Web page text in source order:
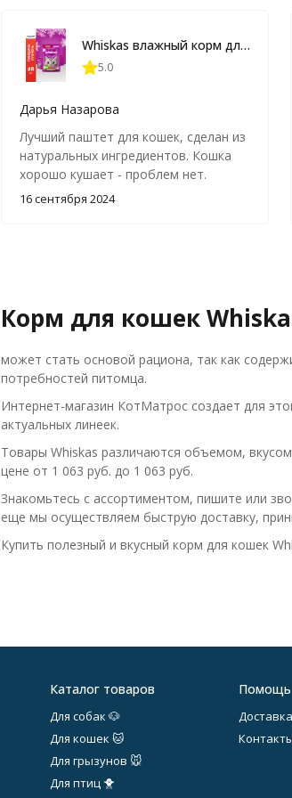
Whiskas влажный корм для взрослых кошек, паштет с говядиной и печенью, в паучах - 75 г х 28 шт
5.0
Дарья Назарова
Лучший паштет для кошек, сделан из
натуральных ингредиентов. Кошка
хорошо кушает - проблем нет.
16 сентября 2024
Корм для кошек
может стать основой рациона, так как
потребностей питомца.
Интернет-магазин КотМатрос создает для
актуальных линеек.
Товары Whiskas различаются объемом,
цене от 1 063 руб. до 1 063 руб.
Знакомьтесь с ассортиментом, пишите или
еще мы осуществляем быструю доставку,
Купить полезный и вкусный корм для кошек
Каталог товаров
Для собак 🐶
Для кошек 🐱
Для грызунов 🐭
Для птиц 🐥
Помощь